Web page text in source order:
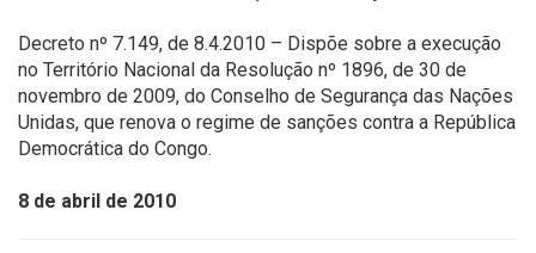
Decreto nº 7.149, de 8.4.2010 – Dispõe sobre a execução
no Território Nacional da Resolução nº 1896, de 30 de
novembro de 2009, do Conselho de Segurança das Nações
Unidas, que renova o regime de sanções contra a República
Democrática do Congo.
8 de abril de 2010